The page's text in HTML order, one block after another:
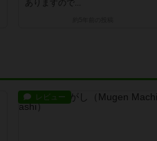
ありますので...
レビュー